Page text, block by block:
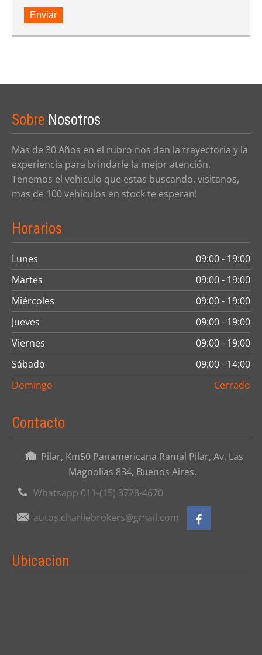
Enviar
Sobre Nosotros
Mas de 30 Años en el rubro nos dan la trayectoria y la
experiencia para brindarle la mejor atención.
Tenemos el vehiculo que estas buscando, visitanos,
mas de 100 vehículos en stock te esperan!
Horarios
Lunes
09:00 - 19:00
Martes
09:00 - 19:00
Miércoles
09:00 - 19:00
Jueves
09:00 - 19:00
Viernes
09:00 - 19:00
Sábado
09:00 - 14:00
Domingo
Cerrado
Contacto
Pilar, Km50 Panamericana Ramal Pilar, Av. Las
Magnolias 834, Buenos Aires.
Whatsapp 011-(15) 3728-4670
autos.charliebrokers@gmail.com
Ubicacion